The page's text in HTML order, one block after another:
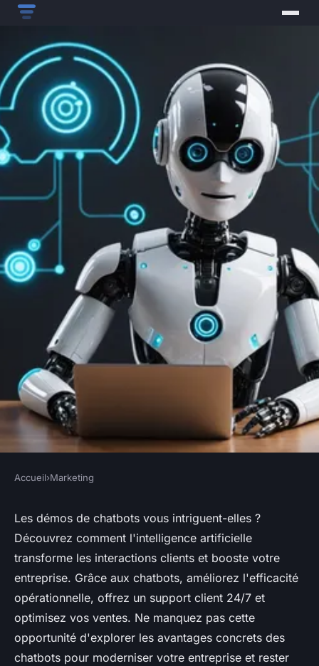
Démos de chatbots : boostez
votre entreprise avec l'ia
Louis•30 septembre 2024•4 min de lecture
Accueil›Marketing
Les démos de chatbots vous intriguent-elles ?
Découvrez comment l'intelligence artificielle
transforme les interactions clients et booste votre
entreprise. Grâce aux chatbots, améliorez l'efficacité
opérationnelle, offrez un support client 24/7 et
optimisez vos ventes. Ne manquez pas cette
opportunité d'explorer les avantages concrets des
chatbots pour moderniser votre entreprise et rester